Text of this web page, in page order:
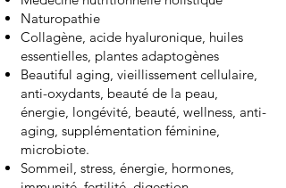
Naturopathie
Collagène, acide hyaluronique, huiles
essentielles, plantes adaptogènes
Beautiful aging, vieillissement cellulaire,
anti-oxydants, beauté de la peau,
énergie, longévité, beauté, wellness, anti-
aging, supplémentation féminine,
microbiote.
Sommeil, stress, énergie, hormones,